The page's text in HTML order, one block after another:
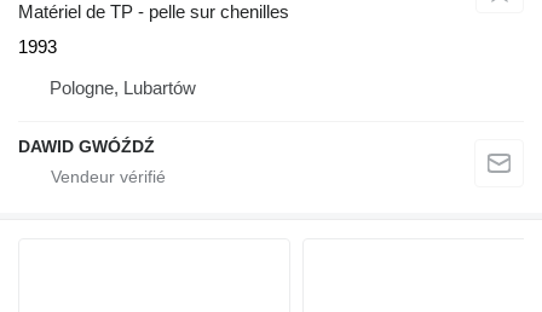
Matériel de TP - pelle sur chenilles
1993
Pologne, Lubartów
DAWID GWÓŹDŹ